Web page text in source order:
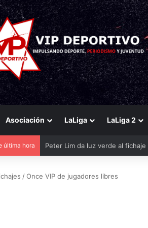
Asociación LaLiga LaLiga 2
última hora El Eldense mira a las canteras
/Once VIP de jugadores libres